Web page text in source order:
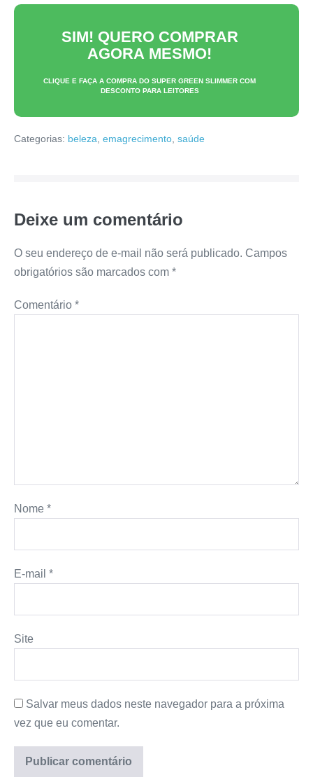
SIM! QUERO COMPRAR
AGORA MESMO!
CLIQUE E FAÇA A COMPRA DO SUPER GREEN SLIMMER COM
DESCONTO PARA LEITORES
Categorias: beleza emagrecimento saúde
Deixe um comentário
O seu endereço de e-mail não será publicado. Campos
obrigatórios são marcados com *
Comentário *
Nome *
E-mail *
Site
Salvar meus dados neste navegador para a próxima
vez que eu comentar.